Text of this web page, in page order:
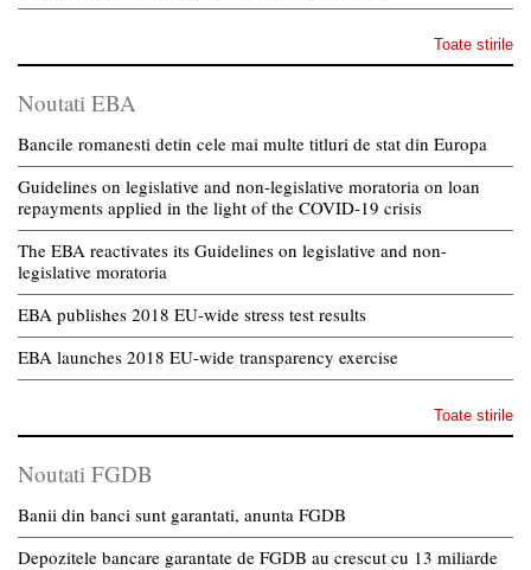
Toate stirile
Noutati EBA
Bancile romanesti detin cele mai multe titluri de stat din Europa
Guidelines on legislative and non-legislative moratoria on loan
repayments applied in the light of the COVID-19 crisis
The EBA reactivates its Guidelines on legislative and non-
legislative moratoria
EBA publishes 2018 EU-wide stress test results
EBA launches 2018 EU-wide transparency exercise
Toate stirile
Noutati FGDB
Banii din banci sunt garantati, anunta FGDB
Depozitele bancare garantate de FGDB au crescut cu 13 miliarde